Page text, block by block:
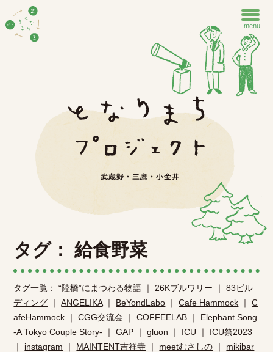
menu
タグ： 給食野菜
タグ一覧：“陸橋”にまつわる物語 ｜ 26Kブルワリー ｜83ビル
ディング ｜ANGELIKA｜ BeYondLabo ｜Cafe Hammock ｜C
afeHammock ｜CGG交流会 ｜COFFEELAB ｜ Elephant Song
-A Tokyo Couple Story- ｜GAP ｜gluon ｜ ICU ｜ ICU祭2023
｜ instagram ｜ MAINTENT吉祥寺 ｜ meetむさしの ｜ mikibar